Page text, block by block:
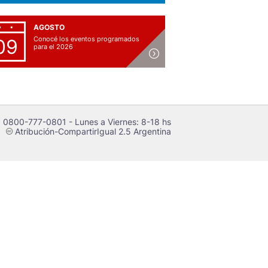
AGOSTO
Conocé los eventos programados
para el 2026
0800-777-0801 - Lunes a Viernes: 8-18 hs
cAtribución-CompartirIgual 2.5 Argentina